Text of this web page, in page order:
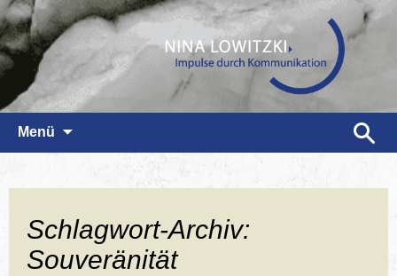
Menü
Suchen
nach:
Schlagwort-Archiv:
Souveränität